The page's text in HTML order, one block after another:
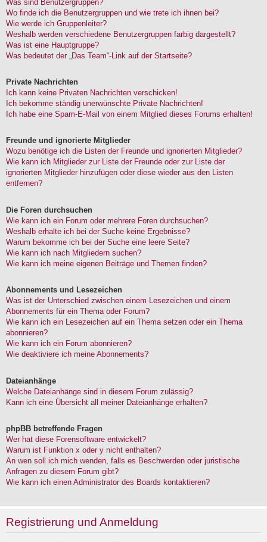
Was sind Benutzergruppen?
Wo finde ich die Benutzergruppen und wie trete ich ihnen bei?
Wie werde ich Gruppenleiter?
Weshalb werden verschiedene Benutzergruppen farbig dargestellt?
Was ist eine Hauptgruppe?
Was bedeutet der „Das Team“-Link auf der Startseite?
Private Nachrichten
Ich kann keine Privaten Nachrichten verschicken!
Ich bekomme ständig unerwünschte Private Nachrichten!
Ich habe eine Spam-E-Mail von einem Mitglied dieses Forums erhalten!
Freunde und ignorierte Mitglieder
Wozu benötige ich die Listen der Freunde und ignorierten Mitglieder?
Wie kann ich Mitglieder zur Liste der Freunde oder zur Liste der
ignorierten Mitglieder hinzufügen oder diese wieder aus den Listen
entfernen?
Die Foren durchsuchen
Wie kann ich ein Forum oder mehrere Foren durchsuchen?
Weshalb erhalte ich bei der Suche keine Ergebnisse?
Warum bekomme ich bei der Suche eine leere Seite?
Wie kann ich nach Mitgliedern suchen?
Wie kann ich meine eigenen Beiträge und Themen finden?
Abonnements und Lesezeichen
Was ist der Unterschied zwischen einem Lesezeichen und einem
Abonnements für ein Thema oder Forum?
Wie kann ich ein Lesezeichen auf ein Thema setzen oder ein Thema
abonnieren?
Wie kann ich ein Forum abonnieren?
Wie deaktiviere ich meine Abonnements?
Dateianhänge
Welche Dateianhänge sind in diesem Forum zulässig?
Kann ich eine Übersicht all meiner Dateianhänge erhalten?
phpBB betreffende Fragen
Wer hat diese Forensoftware entwickelt?
Warum ist Funktion x oder y nicht enthalten?
An wen soll ich mich wenden, falls es Beschwerden oder juristische
Anfragen zu diesem Forum gibt?
Wie kann ich einen Administrator des Boards kontaktieren?
Registrierung und Anmeldung